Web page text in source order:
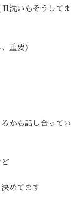
洗いもそうしてま
重要）
るかも話し合ってい
決めてます